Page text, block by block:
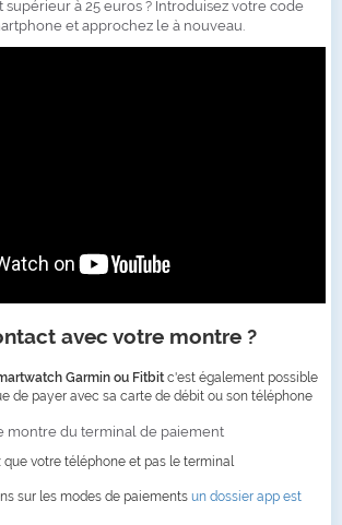
supérieur à 25 euros ? Introduisez votre code
et approchez le à nouveau.
avec votre montre ?
Garmin ou Fitbitc'est également possible
de payer avec sa carte de débit ou son téléphone
montre du terminal de paiement
que votre téléphone et pas le terminal
sur les modes de paiements un dossier app est